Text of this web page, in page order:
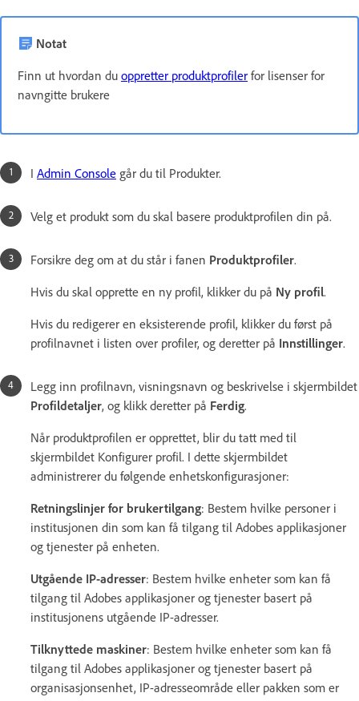
Notat
Finn ut hvordan du oppretter produktprofiler for lisenser for
navngitte brukere
I Admin Console går du til Produkter.
Velg et produkt som du skal basere produktprofilen din på.
Forsikre deg om at du står i fanen Produktprofiler.
Hvis du skal opprette en ny profil, klikker du på Ny profil.
Hvis du redigerer en eksisterende profil, klikker du først på
profilnavnet i listen over profiler, og deretter på Innstillinger.
Legg inn profilnavn, visningsnavn og beskrivelse i skjermbildet
Profildetaljer, og klikk deretter på Ferdig.
Når produktprofilen er opprettet, blir du tatt med til
skjermbildet Konfigurer profil. I dette skjermbildet
administrerer du følgende enhetskonfigurasjoner:
Retningslinjer for brukertilgang: Bestem hvilke personer i
institusjonen din som kan få tilgang til Adobes applikasjoner
og tjenester på enheten.
Utgående IP-adresser: Bestem hvilke enheter som kan få
tilgang til Adobes applikasjoner og tjenester basert på
institusjonens utgående IP-adresser.
Tilknyttede maskiner: Bestem hvilke enheter som kan få
tilgang til Adobes applikasjoner og tjenester basert på
organisasjonsenhet, IP-adresseområde eller pakken som er